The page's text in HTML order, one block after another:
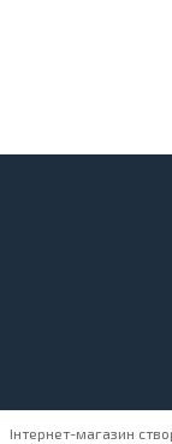
Інтернет-магазин